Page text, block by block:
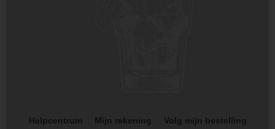
Helpcentrum Mijn rekening
Volg mijn bestelling